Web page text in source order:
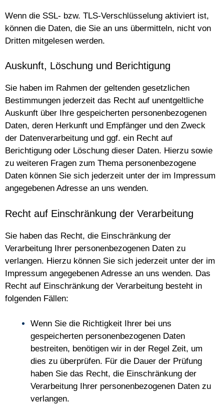
Wenn die SSL- bzw. TLS-Verschlüsselung aktiviert ist,
können die Daten, die Sie an uns übermitteln, nicht von
Dritten mitgelesen werden.
Auskunft, Löschung und Berichtigung
Sie haben im Rahmen der geltenden gesetzlichen
Bestimmungen jederzeit das Recht auf unentgeltliche
Auskunft über Ihre gespeicherten personenbezogenen
Daten, deren Herkunft und Empfänger und den Zweck
der Datenverarbeitung und ggf. ein Recht auf
Berichtigung oder Löschung dieser Daten. Hierzu sowie
zu weiteren Fragen zum Thema personenbezogene
Daten können Sie sich jederzeit unter der im Impressum
angegebenen Adresse an uns wenden.
Recht auf Einschränkung der Verarbeitung
Sie haben das Recht, die Einschränkung der
Verarbeitung Ihrer personenbezogenen Daten zu
verlangen. Hierzu können Sie sich jederzeit unter der im
Impressum angegebenen Adresse an uns wenden. Das
Recht auf Einschränkung der Verarbeitung besteht in
folgenden Fällen:
Wenn Sie die Richtigkeit Ihrer bei uns
gespeicherten personenbezogenen Daten
bestreiten, benötigen wir in der Regel Zeit, um
dies zu überprüfen. Für die Dauer der Prüfung
haben Sie das Recht, die Einschränkung der
Verarbeitung Ihrer personenbezogenen Daten zu
verlangen.